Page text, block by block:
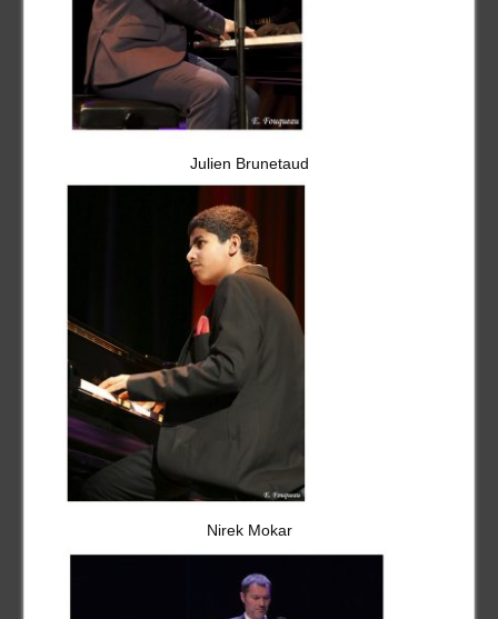
Julien Brunetaud
Nirek Mokar